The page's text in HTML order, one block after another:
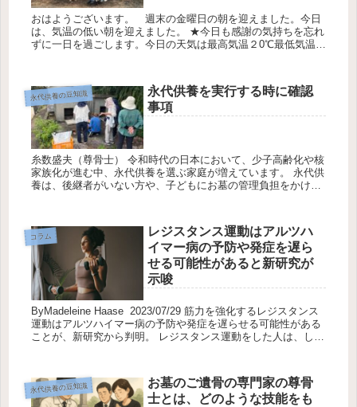
おはようございます。 週末の金曜日の朝を迎えました。今日
は、気温の低い朝を迎えました。 ★今日も感謝の気持ちを忘れ
ずに一日を過ごします。今日の天気は最高気温２0℃最低気温
永代供養の豆知識
永代供養を実行する時に確認
事項
糸数盛夫（尊骨士） 令和時代の日本において、少子高齢化や核
家族化が進む中、永代供養を選ぶ家庭が増えています。 永代供
養は、後継者がいない方や、子どもにお墓の管理負担をかけた
コラム
レジスタンス運動はアルツハ
イマー病の予防や発症を遅ら
せる可能性があると新研究が
示唆
ByMadeleine Haase 2023/07/29 筋力を強化するレジスタンス
運動はアルツハイマー病の予防や発症を遅らせる可能性がある
ことが、新研究から判明。 レジスタンス運動をした人は、しな
永代供養の豆知識
お墓のご遺骨の専門家の尊骨
士とは、どのような技能をも